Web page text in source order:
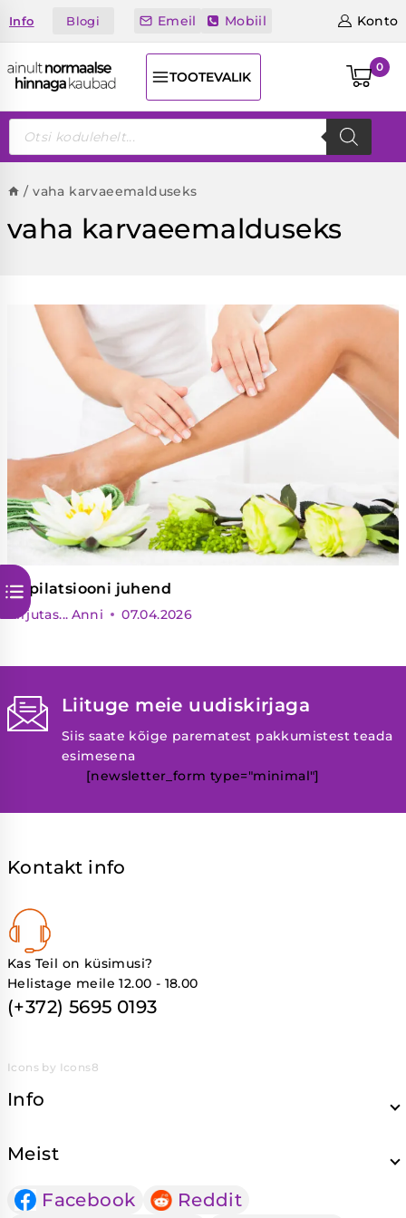
toInfo Blogi Emeil Mobiil Konto
TOOTEVALIK
0
Products
search
/ vaha karvaeemalduseks
vaha karvaeemalduseks
Depilatsiooni juhend
Kirjutas... Anni 07.04.2026
Liituge meie uudiskirjaga
Siis saate kõige parematest pakkumistest teada
esimesena
[newsletter_form type="minimal"]
Kontakt info
Kas Teil on küsimusi?
Helistage meile 12.00 - 18.00
(+372) 5695 0193
Icons by Icons8
Info
Meist
Facebook
Reddit